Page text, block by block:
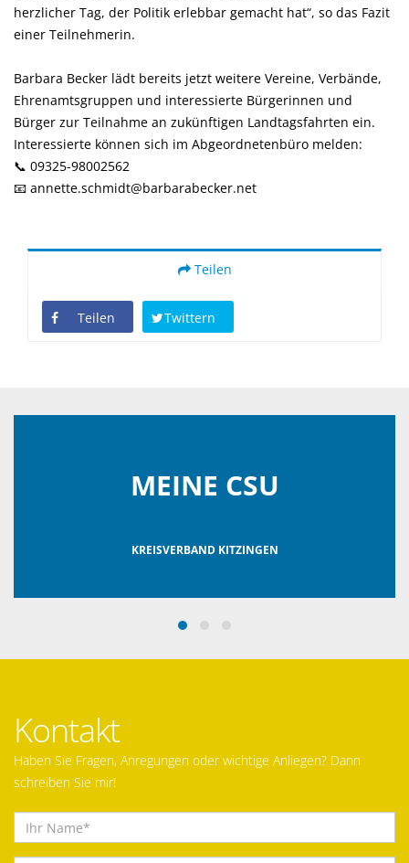
herzlicher Tag, der Politik erlebbar gemacht hat“, so das Fazit
einer Teilnehmerin.
Barbara Becker lädt bereits jetzt weitere Vereine, Verbände,
Ehrenamtsgruppen und interessierte Bürgerinnen und
Bürger zur Teilnahme an zukünftigen Landtagsfahrten ein.
Interessierte können sich im Abgeordnetenbüro melden:
📞 09325-98002562
📧 annette.schmidt@barbarabecker.net
Teilen
Teilen Twittern
MEINE CSU
KREISVERBAND KITZINGEN
Kontakt
Haben Sie Fragen, Anregungen oder wichtige Anliegen? Dann
schreiben Sie mir!